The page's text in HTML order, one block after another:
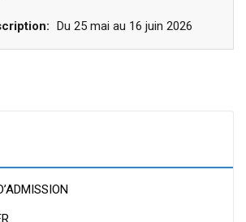
Du 25 mai au 16 juin 2026